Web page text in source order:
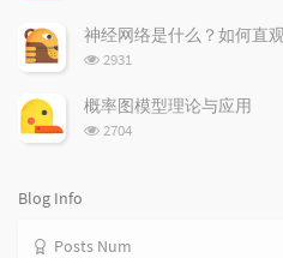
c
l
s
n
次
数:
浏
次
数:
2931
概率图模型理论与应用
浏
2704
Blog Info
Posts Num